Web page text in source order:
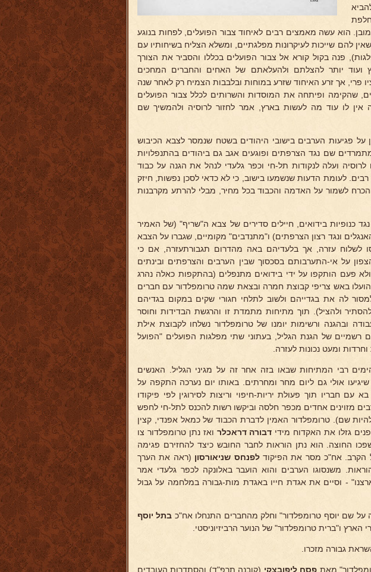
הוא עשה מאמצים רבים לאיחוד צבור הפועלים, לפחות בנוגע
להם שייכות לעיקרונות מפלגתיים, ומשלא הצליח בשיחותיו עם
פנה בקול קורא אל צבור הפועלים בכללו והסביר את הצורך
ועוד יותר להצלתם ולהעלאתם של האחים והחברים המחכים
פרי, אך זרע האיחוד שזרע במוחות ובלבבות הצמיח רק לאחר שנה
שהקימה ופיתחה את המוסדות והשרותים לכלל צבור הפועלים
אין לו עוד מה לעשות בארץ, אמר לחזור לרוסיה ולהמשיך שם
על פגיעות הערבים בישובי היהודים בשטח שנמסר לצבא הכיבוש
שם נגד הצרפתים ופוגעים אגב גם ביהודים בהתנפלויות
ועלה לנקודות תל-חי וכפר גלעדי לנהל את הגנה על כבוד
לעומת הדעות שנשמעו בישוב, כי לא כדאי לסכן נפשות, חיזק
לשמור על האדמה והכבוד בכל מחיר, מבלי להרתע מקרבנות
כנופיות בידואים, חיילים סדירים של צבא ה"שריף" (של האמיר
ונגד רצון הצרפתים) ו"מתנדבים" מקומיים, שגברו על הצבא
לשלוח עזרה, אך בלעדיהם באה מהדרום תגבורתעזרה, אם כי
על אי-התערבותם בסכסוך שבין הערבים והצרפתים ובינתים
פעם הותקפו על ידי בידואים מתנפלים (בהתקפות כאלה נהרג
באש צריפי קבוצת חמרה ובצאת שמה טרומפלדור עם חברים
לה את בגדייהם ולשוב לתלחי חגורי שקים במקום בגדיהם
ולהציל). תוך מתיחות מתמדת זו והרגשת הבדידות וחוסר
ובהגנה ורשימות יומנו של טרומפלדור נשלחו לקבוצת אילת
רשמיים של הגנת הגליל, בעתוני שתי מפלגות הפועלים "הפועל
ומעט נכונות לעזרה.
רבי המתיחות שבאו בזה אחר זה על מגיני הגליל. האנשים
אולי גם ליום מחר ומחרתים. באותו יום נערכה התקפה על
חבריו תוך פעולת יריות-חיפוי וריצות לסירוגין לפי פיקודו
מזוינים אחדים מכפר חלסה וביקשו רשות להכנס לתל-חי לחפש
שם). טרומפלדור האמין לדברת הכבוד של כמאל אפנדי, קצין
גזלו את האקדוח מידי דבורה דראכלר ואז נתן טרומפלדור צו
החוצה. הוא נתן הוראות לחבר החובש כיצד להחזירם פגימה
הקרב. אח"כ מסר את הפיקודלפנחס שניאורסון (ראה את הערך
משנסוגו הערבים והוא הועבר באלונקה לכפר גלעדי אמר
- וסיים את אגדת חייו באגדת מות-גבורה במלחמה על גבול
על שם יוסף טרומפלדור" וחלק מהחברים התנחלו אח"כ בתל יוסף
ו"ברית טרומפלדור" של הנוער הרביזיוניסטי.
גבורה מזכרו.
מאת פסח ליפובצקי (קובנה תרפ"ד) והסתדרות העובדים